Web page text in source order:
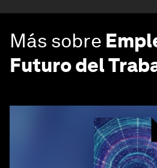
Más sobre
Futuro del